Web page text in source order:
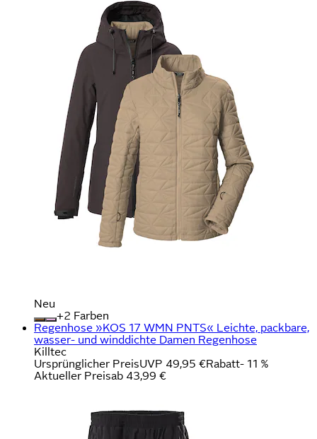
Neu
+
Farben
Regenhose »KOS 17 WMN PNTS« Leichte, packbare,
wasser- und winddichte Damen Regenhose
Killtec
Ursprünglicher PreisUVP 49,95 €Rabatt- 11 %
Aktueller Preisab 43,99 €